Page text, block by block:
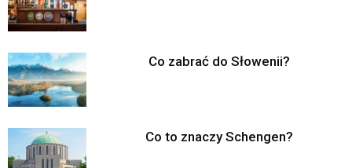
Co zabrać do Słowenii?
Co to znaczy Schengen?